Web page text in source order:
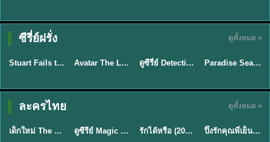
ซีรี่ย์ฝรั่ง ดูทั้งหมด »
★8.8 EP.2
พากย์ไทย
TH EP. 2
Stuart Fails to Save the Universe (2026) สจ๊วตล่มแผนกู้จักรวาล พากย์ไทย EP1-10 ★7.8 EP.7Avatar The Last Airbender 2 เณรน้อยเจ้าอภินิหาร พากย์ไทย EP.9ดูซีรี่ย์ Detective Hole (2026) พากย์ไทย HD ฟรี อัปเดตล่าสุด Netflix EP.8
พากย์ไทย
Paradise Season 2 (2026) พากย์ไทย EP1-8 ดูซีรี่ย์ฝรั่ง HD ครบทุกตอน
ละครไทย ดูทั้งหมด »
★ 8 EP.6
พากย์ไทย
เด็กใหม่ The Reset 2026 EP1-6 พากย์ไทย ดูซีรี่ย์ Netflix ล่าสุด HD ดูซีรีย์ Magic Move (2026) ทำนายทายรัก Thai EP.1-10 HD รักได้หรือ (2026) YOUNG Let's Begin Again พากย์ไทย EP.1-19 ★8
พากย์ไทย
ปิ๊งรักคุณพี่เย็นชา (2026) Frozen Valentine EP.1-10 (จบ)